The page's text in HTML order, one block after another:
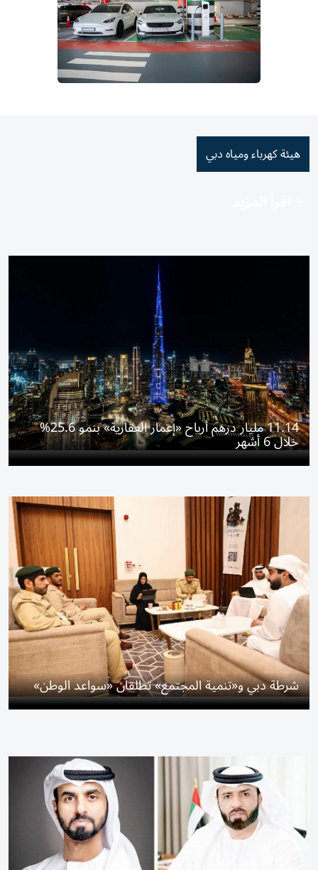
هيئة كهرباء ومياه دبي
11.14 مليار درهم أرباح «إعمار العقارية» بنمو 25.6%
خلال 6 أشهر
شرطة دبي و«تنمية المجتمع» تطلقان «سواعد الوطن»